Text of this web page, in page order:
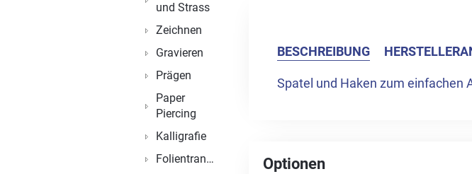
BESCHREIBUNG
Spatel und Haken zum einfachen
Optionen
und Strass
Zeichnen
Gravieren
Prägen
Paper
Piercing
Kalligrafie
Folientransfer